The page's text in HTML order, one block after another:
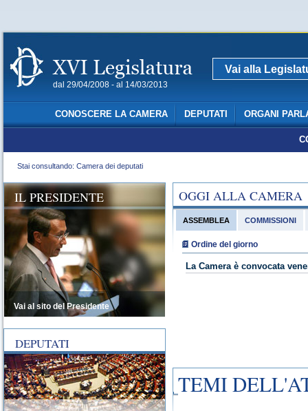
dal 29/04/2008 - al 14/03/2013
Vai alla
CONOSCERE LA CAMERA DEPUTATI ORGANI
Stai consultando: Camera dei deputati
OGGI ALLA CAMERA
ASSEMBLEA
Ordine del giorno
La Camera è convocata
COMMISSIONI
TEMI
IL PRESIDENTE
Vai al sito del Presidente
DEPUTATI